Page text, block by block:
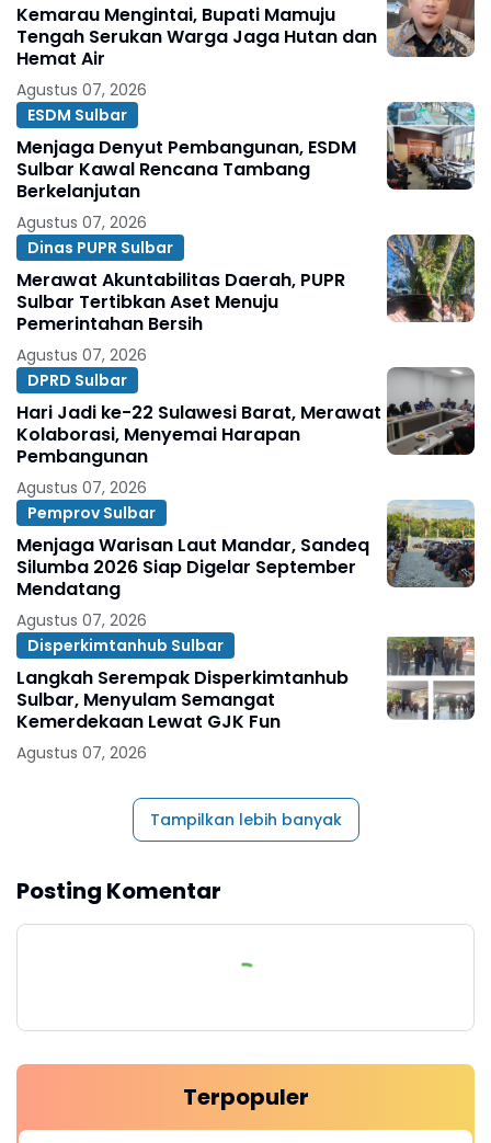
Kemarau Mengintai, Bupati Mamuju
Tengah Serukan Warga Jaga Hutan dan
Hemat Air
Agustus 07, 2026
ESDM Sulbar
Menjaga Denyut Pembangunan, ESDM
Sulbar Kawal Rencana Tambang
Berkelanjutan
Agustus 07, 2026
Dinas PUPR Sulbar
Merawat Akuntabilitas Daerah, PUPR
Sulbar Tertibkan Aset Menuju
Pemerintahan Bersih
Agustus 07, 2026
DPRD Sulbar
Hari Jadi ke-22 Sulawesi Barat, Merawat
Kolaborasi, Menyemai Harapan
Pembangunan
Agustus 07, 2026
Pemprov Sulbar
Menjaga Warisan Laut Mandar, Sandeq
Silumba 2026 Siap Digelar September
Mendatang
Agustus 07, 2026
Disperkimtanhub Sulbar
Langkah Serempak Disperkimtanhub
Sulbar, Menyulam Semangat
Kemerdekaan Lewat GJK Fun
Agustus 07, 2026
Tampilkan lebih banyak
Posting Komentar
Terpopuler